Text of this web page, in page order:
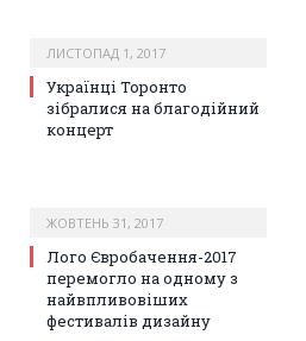
ЛИСТОПАД 1, 2017
Українці Торонто
зібралися на благодійний
концерт
ЖОВТЕНЬ 31, 2017
Лого Євробачення-2017
перемогло на одному з
найвпливовіших
фестивалів дизайну